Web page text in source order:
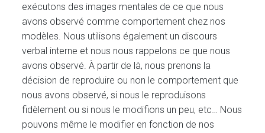
exécutons des images mentales de ce que nous
avons observé comme comportement chez nos
modèles. Nous utilisons également un discours
verbal interne et nous nous rappelons ce que nous
avons observé. À partir de là, nous prenons la
décision de reproduire ou non le comportement que
nous avons observé, si nous le reproduisons
fidèlement ou si nous le modifions un peu, etc… Nous
pouvons même le modifier en fonction de nos